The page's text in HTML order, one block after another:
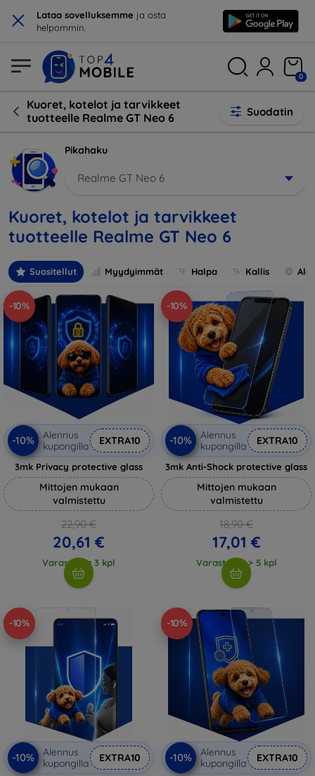
× Lataa sovelluksemme ja osta
helpommin.
0
Kuoret, kotelot ja tarvikkeet
tuotteelle Realme GT Neo 6
Suodatin
Pikahaku
Realme GT Neo 6
Kuoret, kotelot ja tarvikkeet
tuotteelle Realme GT Neo 6
Suositellut Myydyimmät Halpa Kallis
-10%
-10%
Alennus
kupongilla
EXTRA10
3mk Privacy protective glass
Mittojen mukaan
valmistettu
22,90 €
20,61 €
Varastossa 3 kpl
-10%
-10%
Alennus
kupongilla
EXTRA10
3mk Anti-Shock protective glass
Mittojen mukaan
valmistettu
18,90 €
17,01 €
Varastossa > 5 kpl
-10%
-10%
Alennus
kupongilla
EXTRA10
-10%
-10%
Alennus
kupongilla
EXTRA10